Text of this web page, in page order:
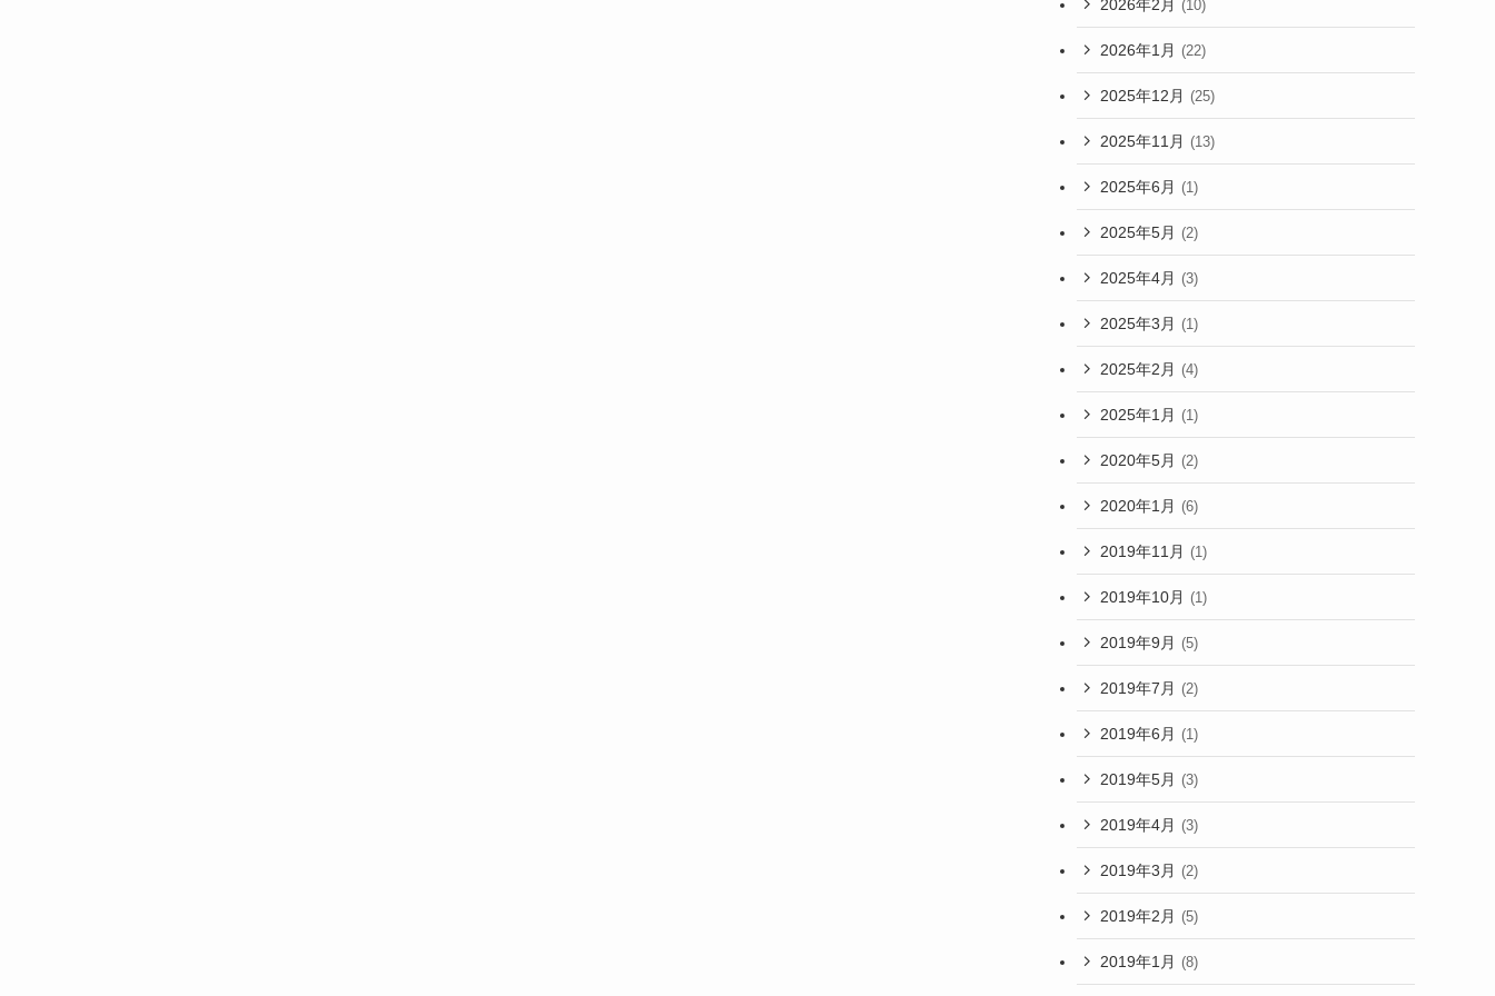
2026年2月 (10)
2026年1月 (22)
2025年12月 (25)
2025年11月 (13)
2025年6月 (1)
2025年5月 (2)
2025年4月 (3)
2025年3月 (1)
2025年2月 (4)
2025年1月 (1)
2020年5月 (2)
2020年1月 (6)
2019年11月 (1)
2019年10月 (1)
2019年9月 (5)
2019年7月 (2)
2019年6月 (1)
2019年5月 (3)
2019年4月 (3)
2019年3月 (2)
2019年2月 (5)
2019年1月 (8)